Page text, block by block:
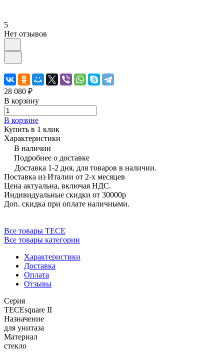
5
Нет отзывов
28 080 ₽
В корзину
В корзине
Купить в 1 клик
Характеристики
В наличии
Подробнее о доставке
Доставка 1-2 дня, для товаров в наличии.
Поставка из Италии от 2-х месяцев
Цена актуальна, включая НДС.
Индивидуальные скидки от 30000р
Доп. скидка при оплате наличными.
Все товары TECE
Все товары категории
Характеристики
Доставка
Оплата
Отзывы
Серия
TECEsquare II
Назначение
для унитаза
Материал
стекло